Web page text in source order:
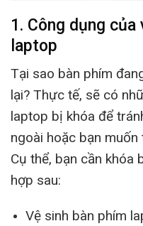
1. Công dụng
laptop
Tại sao bàn phím
lại? Thực tế, sẽ có
laptop bị khóa để
ngoài hoặc bạn
Cụ thể, bạn cần
hợp sau:
Vệ sinh bàn phím